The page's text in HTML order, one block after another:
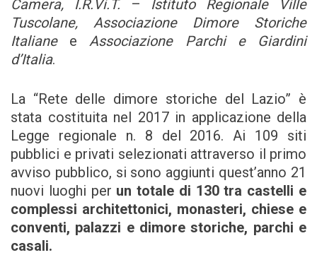
Camera, I.R.Vi.T.– Istituto Regionale Ville
Tuscolane, Associazione Dimore Storiche
Italiane eAssociazione Parchi e Giardini
d’Italia.
La “Rete delle dimore storiche del Lazio” è
stata costituita nel 2017 in applicazione della
Legge regionale n. 8 del 2016. Ai 109 siti
pubblici e privati selezionati attraverso il primo
avviso pubblico, si sono aggiunti quest’anno 21
nuovi luoghi per un totale di 130 tra castelli e
complessi architettonici, monasteri, chiese e
conventi, palazzi e dimore storiche, parchi e
casali.